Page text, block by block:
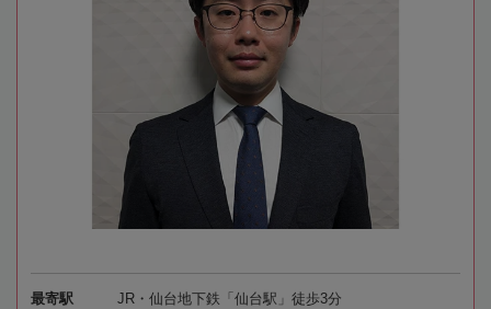
最寄駅 JR・仙台地下鉄「仙台駅」徒歩3分